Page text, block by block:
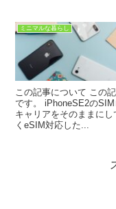
ミニマルな暮らし
この記事について この
です。 iPhoneSE2の
キャリアをそのままに
くeSIM対応した...